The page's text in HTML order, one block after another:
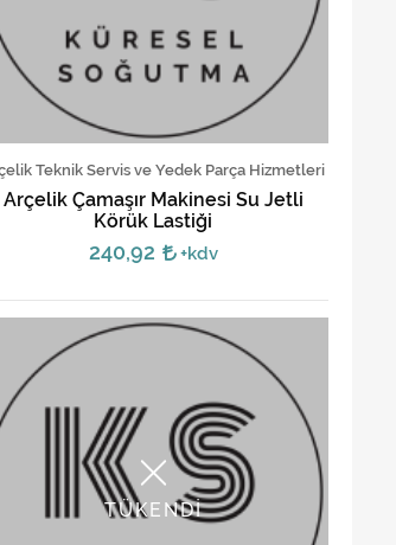
Teknik Servis ve Yedek Parça Hizmetleri
Arçelik Çamaşır Makinesi Su Jetli
Körük Lastiği
240,92 +kdv
TÜKENDİ